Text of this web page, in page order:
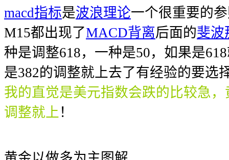
macd指标是波浪理论一个很重要的
M15都出现了MACD背离后面的斐波
种是调整618，一种是50，如果是
是382的调整就上去了有经验的要
我的直觉是美元指数会跌的比较急
调整就上 ！